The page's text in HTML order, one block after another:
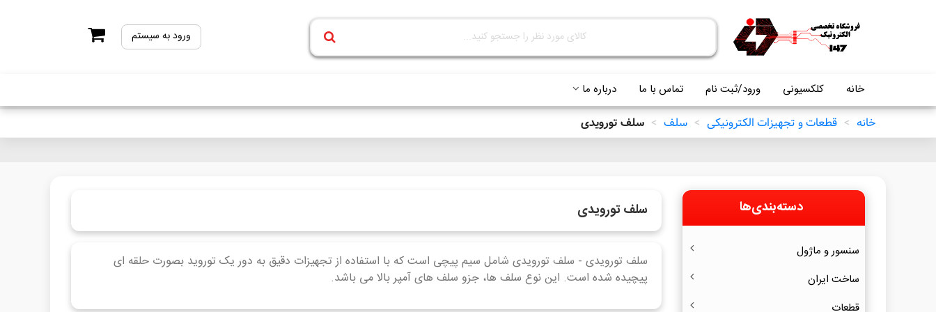
ورود به سیستم
خانه کلکسیونی ورود/ثبت نام تماس با ما درباره ما
خانه > قطعات و تجهیزات الکترونیکی > سلف > سلف تورویدی
دسته‌بندی‌ها
سنسور و ماژول
ساخت ایران
قطعات
سلف تورویدی
سلف تورویدی - سلف تورویدی شامل سیم پیچی است که با استفاده از تجهیزات دقیق به دور یک توروید بصورت حلقه ای
پیچیده شده است. این نوع سلف ها، جزو سلف های آمپر بالا می باشد.